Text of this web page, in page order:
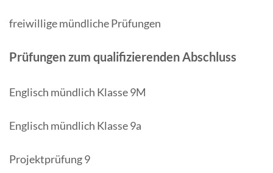
freiwillige mündliche Prüfungen
Prüfungen zum qualifizierenden Abschluss
Englisch mündlich Klasse 9M
Englisch mündlich Klasse 9a
Projektprüfung 9